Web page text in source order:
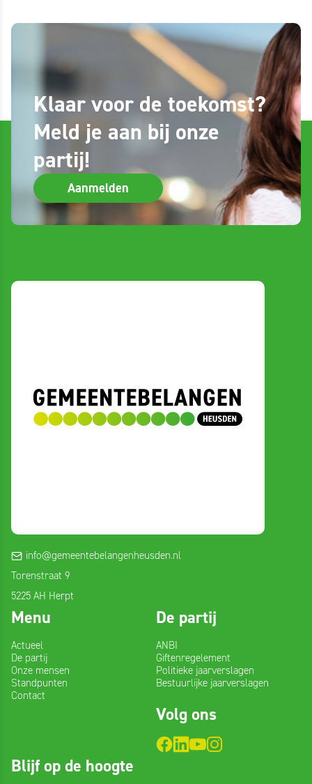
Klaar voor de toekomst?
Meld je aan bij onze
partij!
Aanmelden
info@gemeentebelangenheusden.nl
Torenstraat 9
5225 AH Herpt
Menu
Actueel
De partij
Onze mensen
Standpunten
Contact
De partij
ANBI
Giftenregelement
Politieke jaarverslagen
Bestuurlijke jaarverslagen
Volg ons
Blijf
op
Blijf op de hoogte